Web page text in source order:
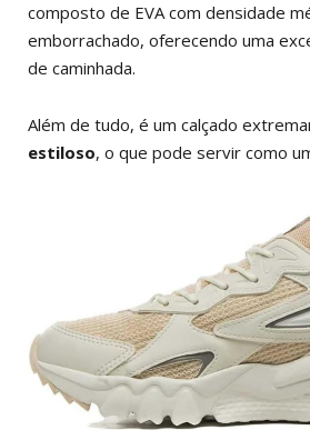
composto de EVA com densidade
emborrachado, oferecendo uma
de caminhada.
Além de tudo, é um calçado
estiloso, o que pode servir como